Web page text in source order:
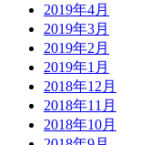
2019年4月
2019年3月
2019年2月
2019年1月
2018年12月
2018年11月
2018年10月